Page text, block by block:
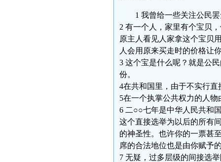
1 我曾给一些关注公民
2 有一个人，家里有个宝贝
原主人看见人家拿这个宝贝
人会用原来买走时的价格让
3 这个宝是什么呢？就是公
份。
4在共和国里，由于不实行
5在一个执掌公共权力的人
6 二○○七年是中华人民共和
这个直接选举为以后的所有
的神圣性。也许你的一票甚
席的合法地位也是由你赋予
7 无疑，过多层级的间接选